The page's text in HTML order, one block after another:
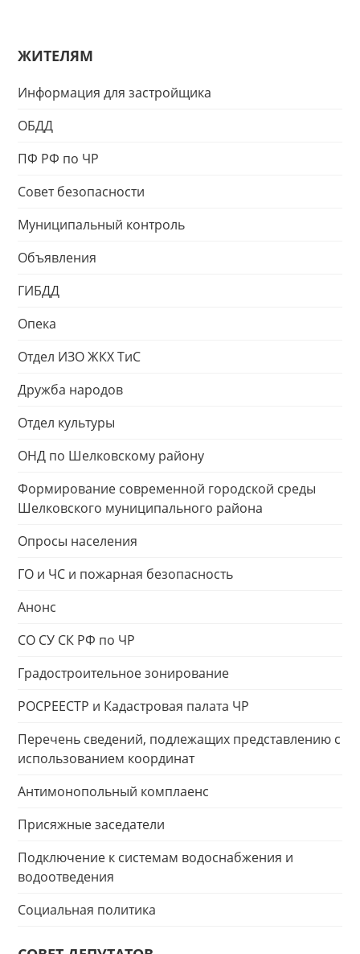
ЖИТЕЛЯМ
Информация для застройщика
ОБДД
ПФ РФ по ЧР
Совет безопасности
Муниципальный контроль
Объявления
ГИБДД
Опека
Отдел ИЗО ЖКХ ТиС
Дружба народов
Отдел культуры
ОНД по Шелковскому району
Формирование современной городской среды
Шелковского муниципального района
Опросы населения
ГО и ЧС и пожарная безопасность
Анонс
СО СУ СК РФ по ЧР
Градостроительное зонирование
РОСРЕЕСТР и Кадастровая палата ЧР
Перечень сведений, подлежащих представлению с
использованием координат
Антимонопольный комплаенс
Присяжные заседатели
Подключение к системам водоснабжения и
водоотведения
Социальная политика